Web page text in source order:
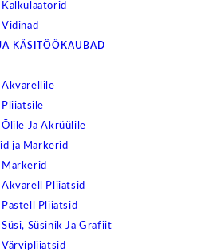
Kalkulaatorid
Vidinad
KÄSITÖÖKAUBAD
Akvarellile
Pliiatsile
Õlile Ja Akrüülile
ja Markerid
Markerid
Akvarell Pliiatsid
Pastell Pliiatsid
Süsi, Süsinik Ja Grafiit
Värvipliiatsid